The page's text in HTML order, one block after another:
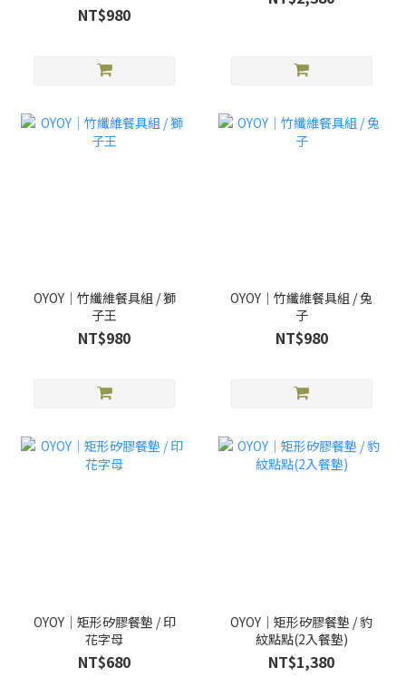
NT$980
OYOY｜竹纖維餐具組 / 獅
子王
NT$980
OYOY｜竹纖維餐具組 / 兔
子
NT$980
OYOY｜矩形矽膠餐墊 / 印
花字母
NT$680
OYOY｜矩形矽膠餐墊 / 豹
紋點點(2入餐墊)
NT$1,380